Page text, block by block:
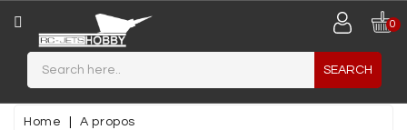
CATEGORY
JETS
MAQUETTES
0
SEARCH
Home A propos